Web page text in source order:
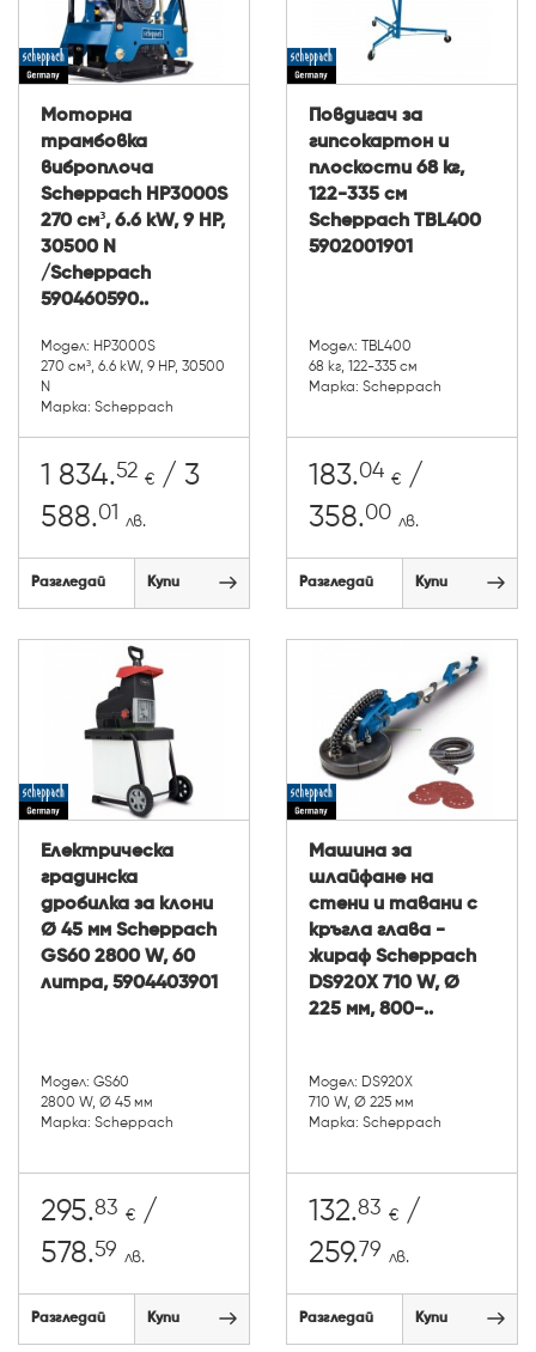
Моторна
трамбовка
виброплоча
Scheppach HP3000S
270 см³, 6.6 kW, 9 HP,
30500 N
/Scheppach
590460590..
Модел: HP3000S
270 см³, 6.6 kW, 9 HP, 30500
N
Марка: Scheppach
1 834.52 € / 3
588.01 лв.
Разгледай Купи
Повдигач за
гипсокартон и
плоскости 68 кг,
122-335 см
Scheppach TBL400
5902001901
Модел: TBL400
68 кг, 122-335 см
Марка: Scheppach
183.04 € /
358.00 лв.
Разгледай Купи
Електрическа
градинска
дробилка за клони
Ø 45 мм Scheppach
GS60 2800 W, 60
литра, 5904403901
Модел: GS60
2800 W, Ø 45 мм
Марка: Scheppach
295.83 € /
578.59 лв.
Разгледай Купи
Машина за
шлайфане на
стени и тавани с
кръгла глава -
жираф Scheppach
DS920X 710 W, Ø
225 мм, 800-..
Модел: DS920X
710 W, Ø 225 мм
Марка: Scheppach
132.83 € /
259.79 лв.
Разгледай Купи